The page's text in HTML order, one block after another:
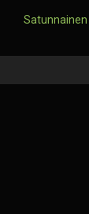
Satunnainen